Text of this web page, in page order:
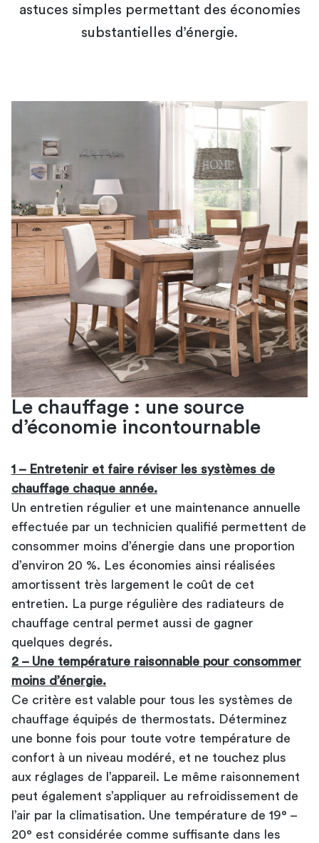
astuces simples permettant des économies
substantielles d’énergie.
Le chauffage : une source
d’économie incontournable
1 – Entretenir et faire réviser les systèmes de
chauffage chaque année.
Un entretien régulier et une maintenance annuelle
effectuée par un technicien qualifié permettent de
consommer moins d’énergie dans une proportion
d’environ 20 %. Les économies ainsi réalisées
amortissent très largement le coût de cet
entretien. La purge régulière des radiateurs de
chauffage central permet aussi de gagner
quelques degrés.
2 – Une température raisonnable pour consommer
moins d’énergie.
Ce critère est valable pour tous les systèmes de
chauffage équipés de thermostats. Déterminez
une bonne fois pour toute votre température de
confort à un niveau modéré, et ne touchez plus
aux réglages de l’appareil. Le même raisonnement
peut également s’appliquer au refroidissement de
l’air par la climatisation. Une température de 19° –
20° est considérée comme suffisante dans les